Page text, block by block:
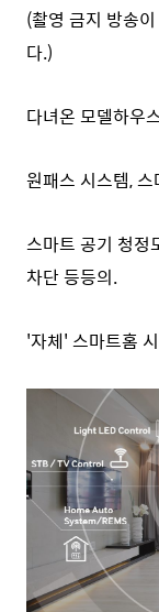
(촬영 금지 방송
다.)
다녀온 모델하우
원패스 시스템,
스마트 공기 청정
차단 등등의.
'자체' 스마트홈